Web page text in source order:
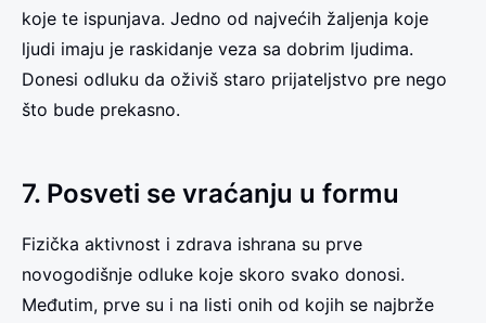
koje te ispunjava. Jedno od najvećih žaljenja koje
ljudi imaju je raskidanje veza sa dobrim ljudima.
Donesi odluku da oživiš staro prijateljstvo pre nego
što bude prekasno.
7. Posveti se vraćanju u formu
Fizička aktivnost i zdrava ishrana su prve
novogodišnje odluke koje skoro svako donosi.
Međutim, prve su i na listi onih od kojih se najbrže